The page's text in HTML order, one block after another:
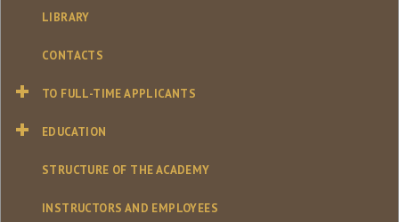
LIBRARY
CONTACTS
TO FULL-TIME APPLICANTS
EDUCATION
STRUCTURE OF THE ACADEMY
INSTRUCTORS AND EMPLOYEES